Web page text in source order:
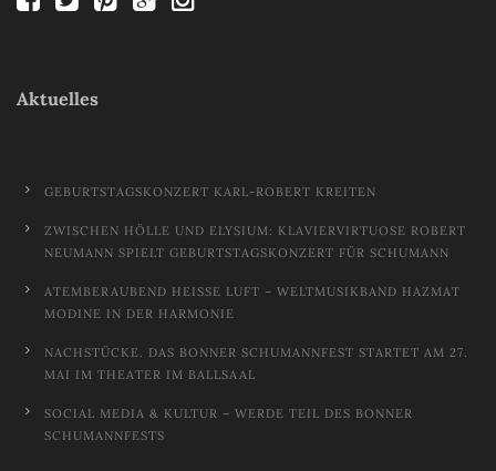
Aktuelles
GEBURTSTAGSKONZERT KARL-ROBERT KREITEN
ZWISCHEN HÖLLE UND ELYSIUM: KLAVIERVIRTUOSE ROBERT
NEUMANN SPIELT GEBURTSTAGSKONZERT FÜR SCHUMANN
ATEMBERAUBEND HEISSE LUFT – WELTMUSIKBAND HAZMAT M
ODINE IN DER HARMONIE
NACHSTÜCKE. DAS BONNER SCHUMANNFEST STARTET AM 27.
MAI IM THEATER IM BALLSAAL
SOCIAL MEDIA & KULTUR – WERDE TEIL DES BONNER
SCHUMANNFESTS